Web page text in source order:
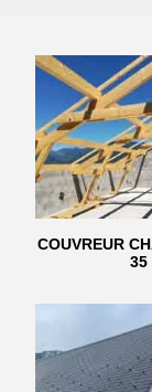
COUVREUR
35